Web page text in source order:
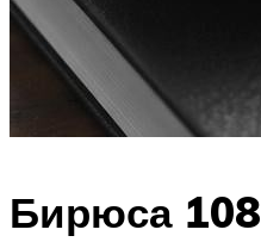
Бирюса 108